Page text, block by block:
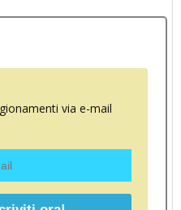
via e-mail